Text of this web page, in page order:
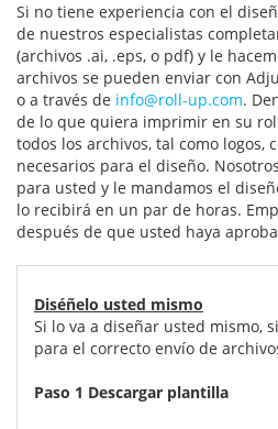
Si no tiene experiencia con el
de nuestros especialistas
(archivos .ai, .eps, o pdf) y le
archivos se pueden enviar con
o a través de info@roll-up.com.
de lo que quiera imprimir en su
todos los archivos, tal como logos,
necesarios para el diseño.
para usted y le mandamos el
lo recibirá en un par de horas.
después de que usted haya
Diséñelo usted mismo
Si lo va a diseñar usted mismo,
para el correcto envío de
Paso 1 Descargar plantilla